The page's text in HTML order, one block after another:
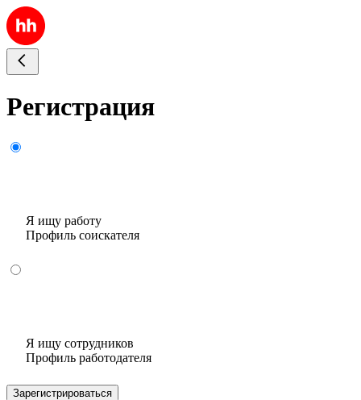
Регистрация
Я ищу работу
Профиль соискателя
Я ищу сотрудников
Профиль работодателя
Зарегистрироваться